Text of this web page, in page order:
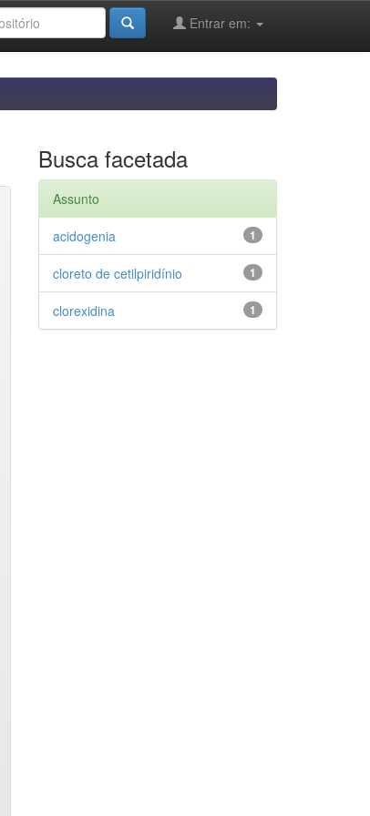
Entrar em:
Busca facetada
Assunto
1
acidogenia
1
cloreto de cetilpiridínio
1
clorexidina